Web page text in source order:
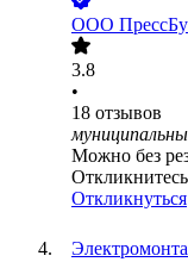
ООО
3.8
•
18 отзывов
Можно без
Откликнуться